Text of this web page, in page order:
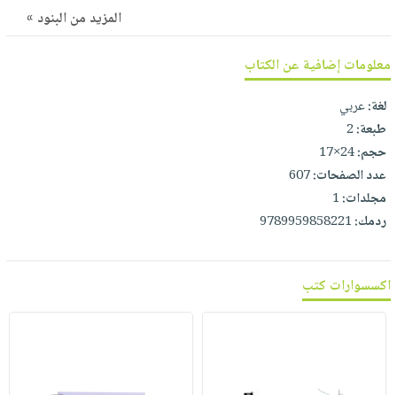
طرحها
خدمات
نيل
وفرات
انشر
كتابك
تواصل
معنا
نشرة
الإصدارات
المزيد من البنود »
معلومات إضافية عن الكتاب
لغة:عربي
طبعة:2
حجم:24×17
عدد الصفحات:607
مجلدات:1
ردمك:9789959858221
اكسسوارات كتب